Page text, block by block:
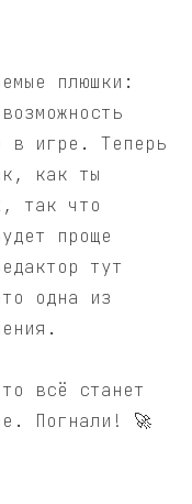
плюшки:
в игре. Теперь
как ты
так что
проще
тут
одна из
всё станет
Погнали! 🚀